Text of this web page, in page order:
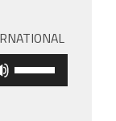
Použitím
šipek